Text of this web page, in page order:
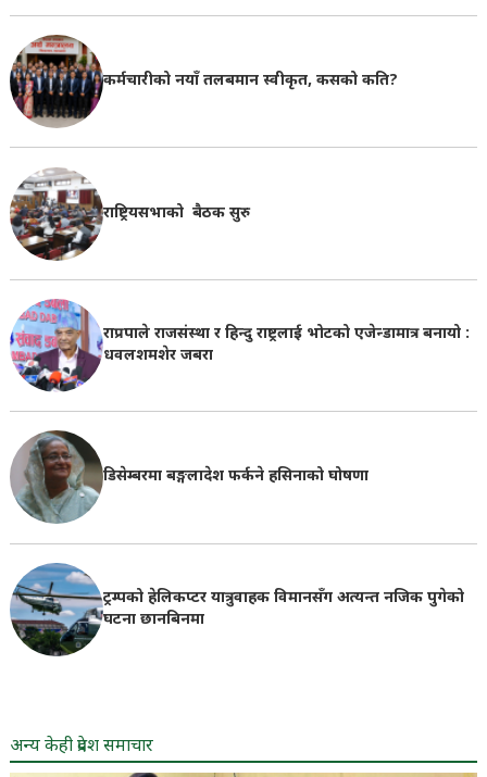
कर्मचारीको नयाँ तलबमान स्वीकृत, कसको कति?
राष्ट्रियसभाको बैठक सुरु
राप्रपाले राजसंस्था र हिन्दु राष्ट्रलाई भोटको एजेन्डामात्र बनायो :
धवलशमशेर जबरा
डिसेम्बरमा बङ्गलादेश फर्कने हसिनाको घोषणा
ट्रम्पको हेलिकप्टर यात्रुवाहक विमानसँग अत्यन्त नजिक पुगेको
घटना छानबिनमा
अन्य केही प्रदेश समाचार